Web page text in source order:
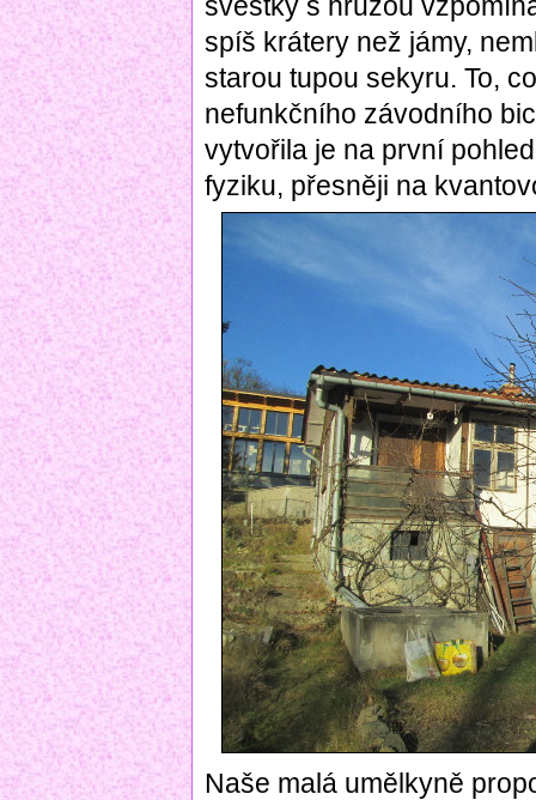
spíš krátery než jámy,
starou tupou sekyru. To,
nefunkčního závodního
vytvořila je na první
fyziku, přesněji na
Naše malá umělkyně